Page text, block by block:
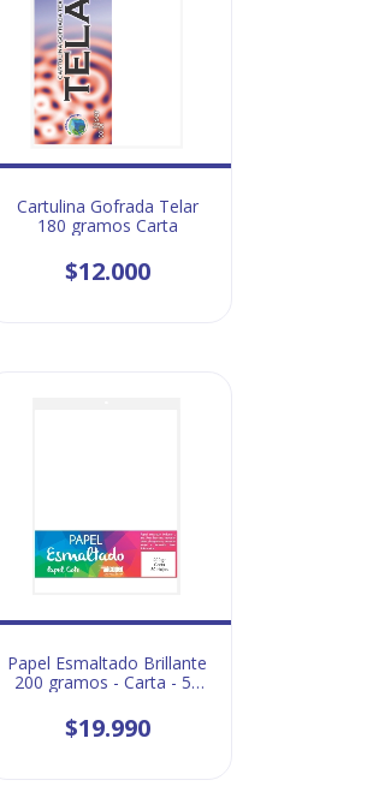
Cartulina Gofrada Telar
180 gramos Carta
$12.000
Papel Esmaltado Brillante
200 gramos - Carta - 50
$19.990